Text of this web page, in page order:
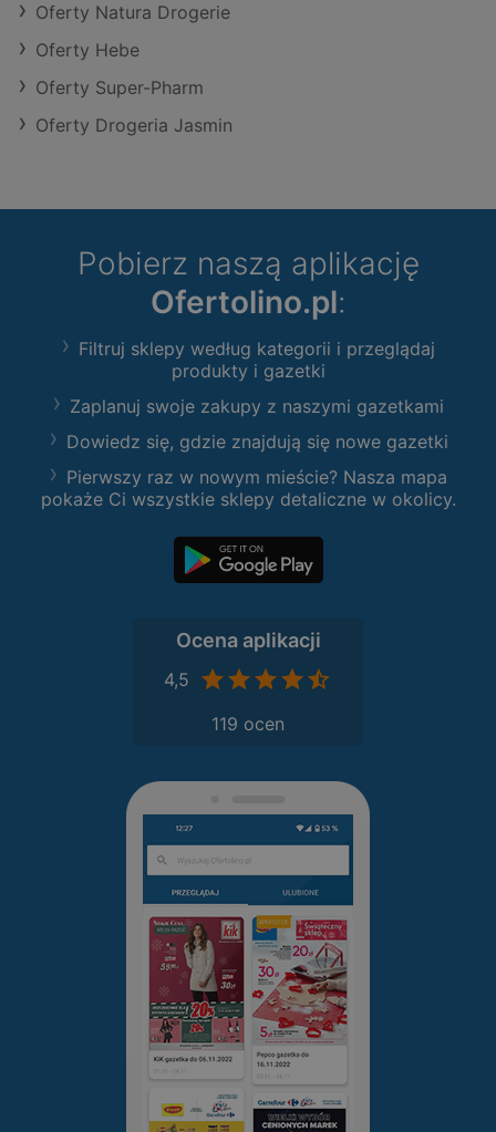
Oferty Natura Drogerie
Oferty Hebe
Oferty Super-Pharm
Oferty Drogeria Jasmin
Pobierz naszą aplikację
Ofertolino.pl:
Filtruj sklepy według kategorii i przeglądaj
produkty i gazetki
Zaplanuj swoje zakupy z naszymi gazetkami
Dowiedz się, gdzie znajdują się nowe gazetki
Pierwszy raz w nowym mieście? Nasza mapa
pokaże Ci wszystkie sklepy detaliczne w okolicy.
Ocena aplikacji
4,5
119 ocen